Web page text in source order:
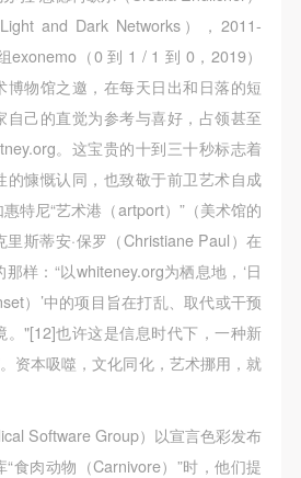
and Dark Networks），2011-
exonemo（0 到 1 / 1 到 0，2019）
博物馆之邀，在每天日出和日落的短
自己的直觉为参考与喜好，占领甚至
。这宝贵的十到三十秒标志着
的慷慨认同，也致敬于前卫艺术自成
特尼“艺术港（artport）”（美术馆的
斯蒂安·保罗（Christiane Paul）在
样：“以whiteney.org为栖息地，‘日
）’中的项目旨在打乱、取代或干预
。"[12]也许这是信息时代下，一种新
资本吸噬，文化同化，艺术挪用，就
Software Group）以宣言色彩发布
食肉动物（Carnivore）”时，他们提
登录
艺术网会员账户登录